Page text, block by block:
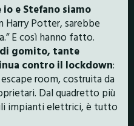
io e Stefano siamo
Harry Potter, sarebbe
E così hanno fatto.
gomito, tante
contro il lockdown:
room, costruita da
Dal quadretto più
impianti elettrici, è tutto